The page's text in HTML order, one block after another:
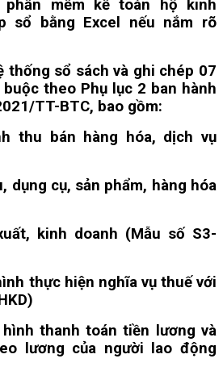
phần mềm kế toán hộ kinh
sổ bằng Excel nếu nắm rõ
thống sổ sách và ghi chép 07
theo Phụ lục 2 ban hành
TT-BTC, bao gồm:
thu bán hàng hóa, dịch vụ
dụng cụ, sản phẩm, hàng hóa
kinh doanh (Mẫu số S3-
thực hiện nghĩa vụ thuế với
thanh toán tiền lương và
lương của người lao động